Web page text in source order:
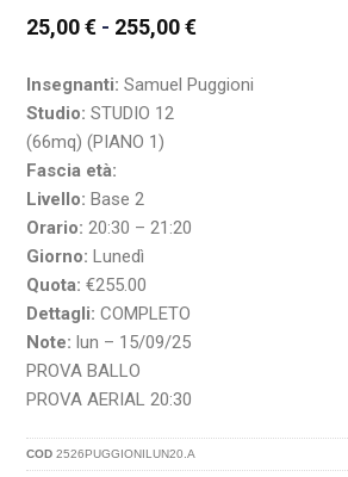
25,00€ - 255,00€
Insegnanti: Samuel Puggioni
Studio: STUDIO 12
(66mq) (PIANO 1)
Fascia età:
Livello: Base 2
Orario: 20:30 – 21:20
Giorno: Lunedì
Quota: €255.00
Dettagli: COMPLETO
Note: lun – 15/09/25
PROVA BALLO
PROVA AERIAL 20:30
COD2526PUGGIONILUN20.A